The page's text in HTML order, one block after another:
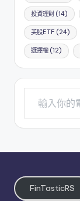
投資理財 (14)
美股ETF (24)
選擇權 (12)
輸入你的電子郵件地址…
FinTasticRS